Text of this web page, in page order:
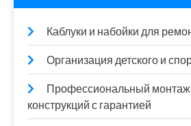
Каблуки и набойки для
Организация детского и
Профессиональный
конструкций с гарантией